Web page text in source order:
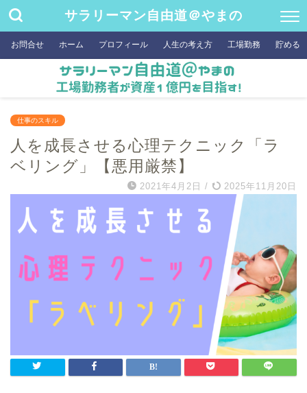
サラリーマン自由道＠やまの
お問合せ ホーム プロフィール 人生の考え方 工場勤務 貯める
仕事のスキル
人を成長させる心理テクニック「ラ
ベリング」【悪用厳禁】
2021年4月2日 / 2025年11月20日